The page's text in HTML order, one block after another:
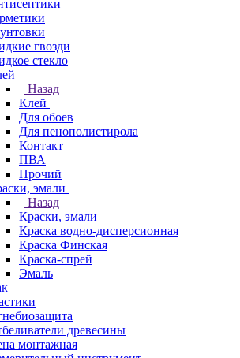
гвозди
стекло
Назад
Клей
Для обоев
Для пенополистирола
Контакт
ПВА
Прочий
эмали
Назад
Краски, эмали
Краска водно-дисперсионная
Краска Финская
Краска-спрей
Эмаль
древесины
монтажная